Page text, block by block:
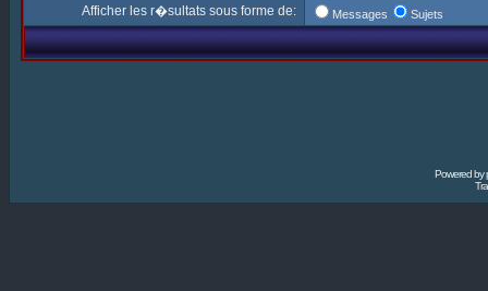
Afficher les r�sultats sous forme de: Messages Sujets
Powered by